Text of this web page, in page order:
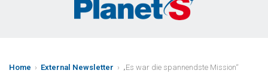
Home › External Newsletter › „Es war die spannendste Mission“